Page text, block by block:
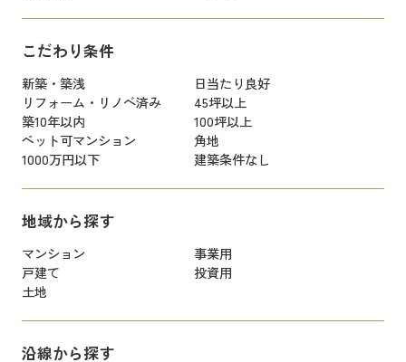
こだわり条件
新築・築浅
日当たり良好
リフォーム・リノベ済み
45坪以上
築10年以内
100坪以上
ペット可マンション
角地
1000万円以下
建築条件なし
地域から探す
マンション
事業用
戸建て
投資用
土地
沿線から探す